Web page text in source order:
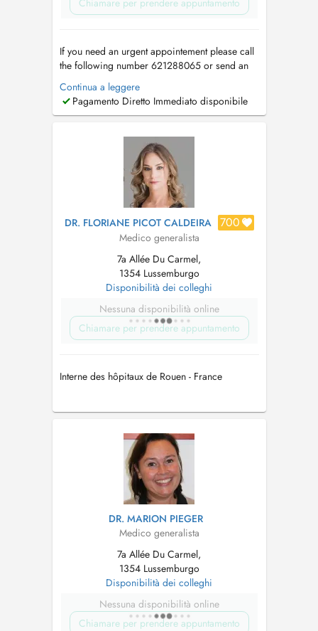
Chiamare per prendere appuntamento
If you need an urgent appointement please call
the following number 621288065 or send an
email to
medicent@pt.lu
d'un RDV en urgence veuillez svp contacter le
secrétariat au 621288065 ou écrivez un mail à
please send your deta...
Continua a leggere
Pagamento Diretto Immediato disponibile
DR. FLORIANE PICOT CALDEIRA 700
Medico generalista
7a Allée Du Carmel,
1354 Lussemburgo
Disponibilità dei colleghi
Nessuna disponibilità online
Chiamare per prendere appuntamento
Interne des hôpitaux de Rouen - France
DR. MARION PIEGER
Medico generalista
7a Allée Du Carmel,
1354 Lussemburgo
Disponibilità dei colleghi
Nessuna disponibilità online
Chiamare per prendere appuntamento